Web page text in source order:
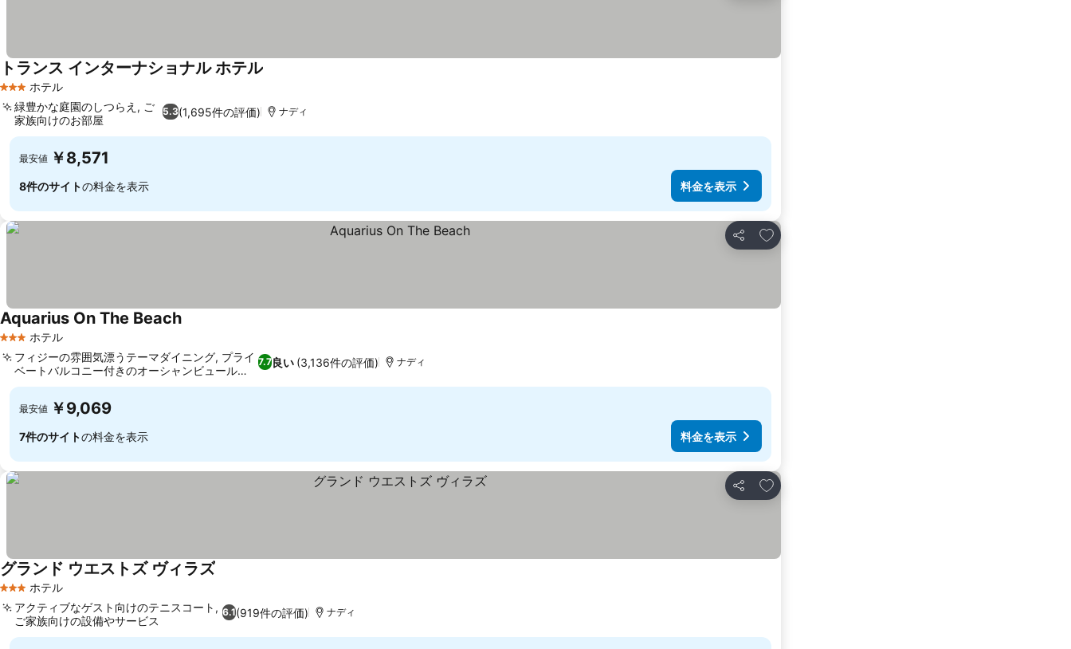
3 ホテルのランク
ホテル
トランス インターナショナル ホテル
5.3(1,695件の評価)
緑豊かな庭園のしつらえ, ご
家族向けのお部屋
ナディ
最安値 ￥8,571
8件のサイトの料金を表示 料金を表示
シェア
お気に入りに追加
3 ホテルのランク
ホテル
Aquarius On The Beach
7.7良い (3,136件の評価)
フィジーの雰囲気漂うテーマダイニング, プライ
ベートバルコニー付きのオーシャンビュールー
ム
ナディ
最安値 ￥9,069
7件のサイトの料金を表示 料金を表示
シェア
お気に入りに追加
3 ホテルのランク
ホテル
グランド ウエストズ ヴィラズ
6.1(919件の評価)
アクティブなゲスト向けのテニスコート,
ご家族向けの設備やサービス
ナディ